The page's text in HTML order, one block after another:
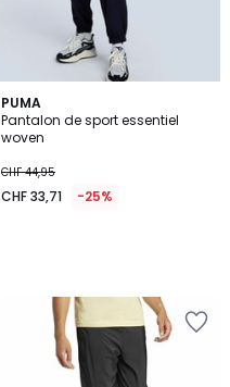
PUMA
Pantalon de sport essentiel
woven
CHF 44,95
CHF 33,71 -25%